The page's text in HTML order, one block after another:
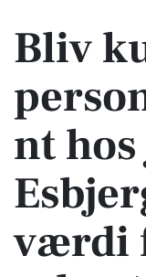
Bliv
nt hos
værdi